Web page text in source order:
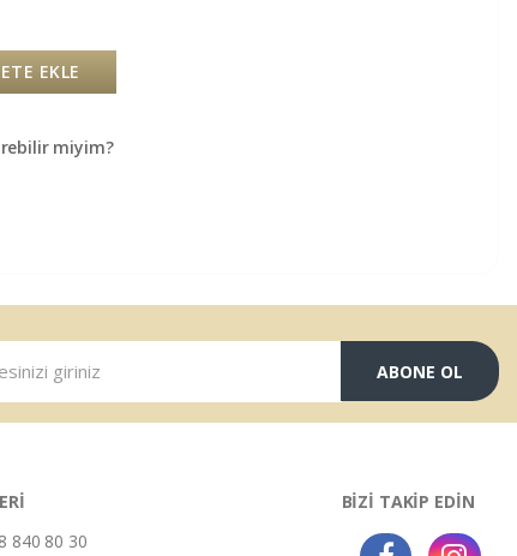
EKLE
miyim?
ABONE OL
840 80 30
BİZİ TAKİP EDİN